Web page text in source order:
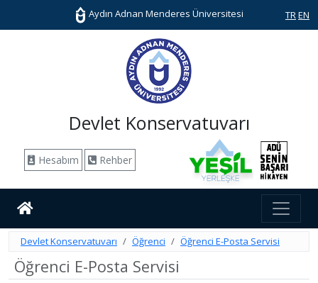
Aydın Adnan Menderes Üniversitesi TR EN
Devlet Konservatuvarı
Hesabım Rehber
Devlet Konservatuvarı Öğrenci Öğrenci E-Posta Servisi
Öğrenci E-Posta Servisi